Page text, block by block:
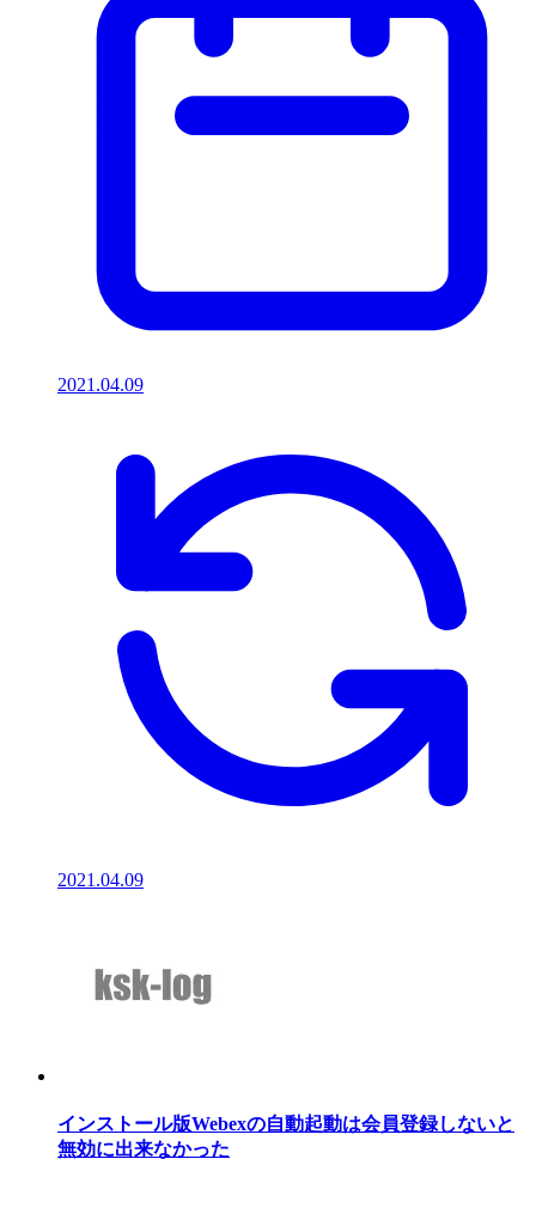
2021.04.09
2021.04.09
インストール版Webexの自動起動は会員登録しないと
無効に出来なかった